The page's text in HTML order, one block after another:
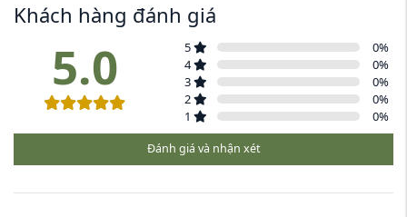
Khách hàng đánh giá
5.0 5 0%
4
0%
3
0%
2
0%
1
0%
Đánh giá và nhận xét